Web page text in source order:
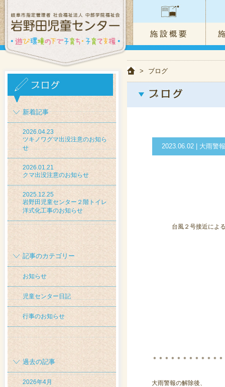
新着記事
2026.04.23
ツキノワグマ出没注意のお知ら
せ
2026.01.21
クマ出没注意のお知らせ
2025.12.25
岩野田児童センター２階トイレ
洋式化工事のお知らせ
記事のカテゴリー
お知らせ
児童センター日記
行事のお知らせ
過去の記事
2026年4月
> ブログ
2023.06.02 | 大雨警
台風２号接近によ
＊＊＊＊＊＊＊＊＊＊＊
大雨警報の解除後、